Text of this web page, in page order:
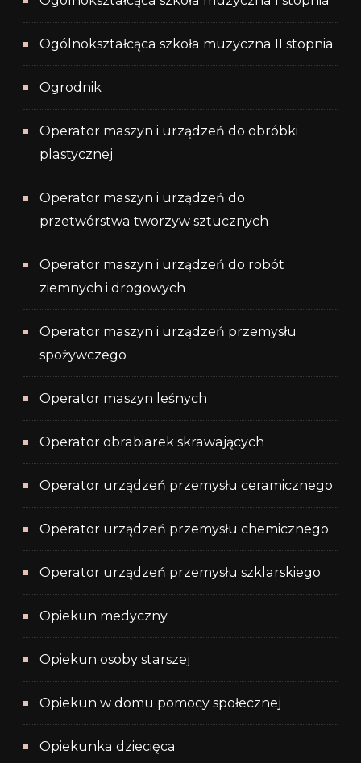
Ogólnokształcąca szkoła muzyczna II stopnia
Ogrodnik
Operator maszyn i urządzeń do obróbki
plastycznej
Operator maszyn i urządzeń do
przetwórstwa tworzyw sztucznych
Operator maszyn i urządzeń do robót
ziemnych i drogowych
Operator maszyn i urządzeń przemysłu
spożywczego
Operator maszyn leśnych
Operator obrabiarek skrawających
Operator urządzeń przemysłu ceramicznego
Operator urządzeń przemysłu chemicznego
Operator urządzeń przemysłu szklarskiego
Opiekun medyczny
Opiekun osoby starszej
Opiekun w domu pomocy społecznej
Opiekunka dziecięca